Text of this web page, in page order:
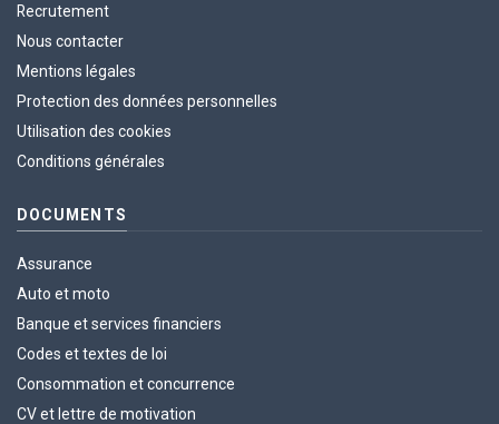
Recrutement
Nous contacter
Mentions légales
Protection des données personnelles
Utilisation des cookies
Conditions générales
DOCUMENTS
Assurance
Auto et moto
Banque et services financiers
Codes et textes de loi
Consommation et concurrence
CV et lettre de motivation